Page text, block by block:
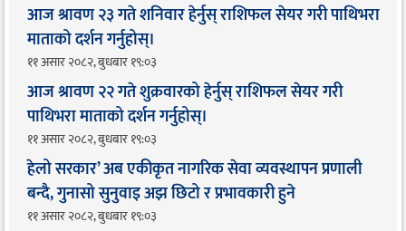
आज श्रावण २३ गते शनिवार हेर्नुस् राशिफल सेयर गरी पाथिभरा
माताको दर्शन गर्नुहोस्।
११ असार २०८२, बुधबार १९:०३
आज श्रावण २२ गते शुक्रवारको हेर्नुस् राशिफल सेयर गरी
पाथिभरा माताको दर्शन गर्नुहोस्।
११ असार २०८२, बुधबार १९:०३
हेलो सरकार’ अब एकीकृत नागरिक सेवा व्यवस्थापन प्रणाली
बन्दै, गुनासो सुनुवाइ अझ छिटो र प्रभावकारी हुने
११ असार २०८२, बुधबार १९:०३